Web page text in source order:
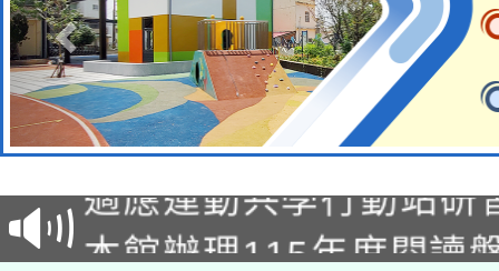
本校115學年度第2次
招甄選結果公告(無人
招)
本館辦理115年度閱讀